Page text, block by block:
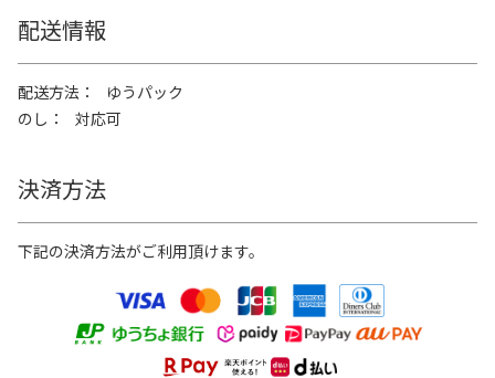
配送情報
配送方法
ゆうパック
のし
対応可
決済方法
下記の決済方法がご利用頂けます。